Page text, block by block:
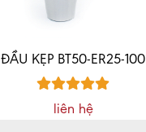
ĐẦU KẸP BT50-ER25-100
liên hệ